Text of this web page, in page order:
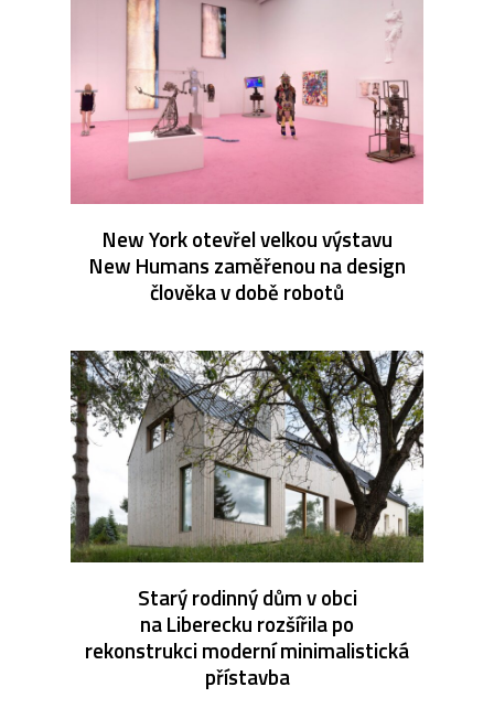
New York otevřel velkou výstavu
New Humans zaměřenou na design
člověka v době robotů
Starý rodinný dům v obci
na Liberecku rozšířila po
rekonstrukci moderní minimalistická
přístavba